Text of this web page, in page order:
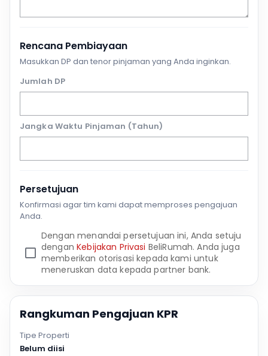
Rencana Pembiayaan
Masukkan DP dan tenor pinjaman yang Anda inginkan.
Jumlah DP
Jangka Waktu Pinjaman (Tahun)
Persetujuan
Konfirmasi agar tim kami dapat memproses pengajuan
Anda.
Dengan menandai persetujuan ini, Anda setuju
denganKebijakan Privasi BeliRumah. Anda juga
memberikan otorisasi kepada kami untuk
meneruskan data kepada partner bank.
Rangkuman Pengajuan KPR
Tipe Properti
Belum diisi